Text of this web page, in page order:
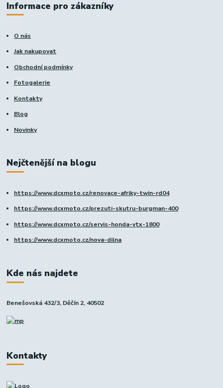
Informace pro zákazníky
O nás
Jak nakupovat
Obchodní podmínky
Fotogalerie
Kontakty
Blog
Novinky
Nejčtenější na blogu
https://www.dcxmoto.cz/renovace-afriky-twin-rd04
https://www.dcxmoto.cz/prezuti-skutru-burgman-400
https://www.dcxmoto.cz/servis-honda-vtx-1800
https://www.dcxmoto.cz/nova-dilna
Kde nás najdete
Benešovská 432/3, Děčín 2, 40502
Kontakty